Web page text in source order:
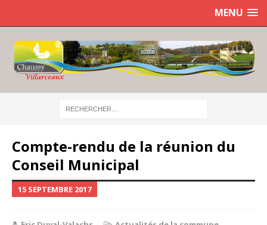
MENU
Compte-rendu de la réunion du
Conseil Municipal
15 SEPTEMBRE 2017